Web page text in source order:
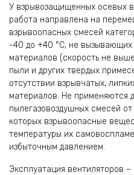
У взрывозащищенных осевых
работа направлена на
взрывоопасных смесей
-40 до +40 °C, не вызывающих
материалов (скорость не
пыли и других твердых
отсутствии взрывчатых,
материалов. Не применяются
пылегазовоздушных смесей
которых взрывоопасные
температуры их
избыточным давлением.
Эксплуатация вентиляторов